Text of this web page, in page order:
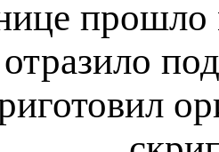
прошло